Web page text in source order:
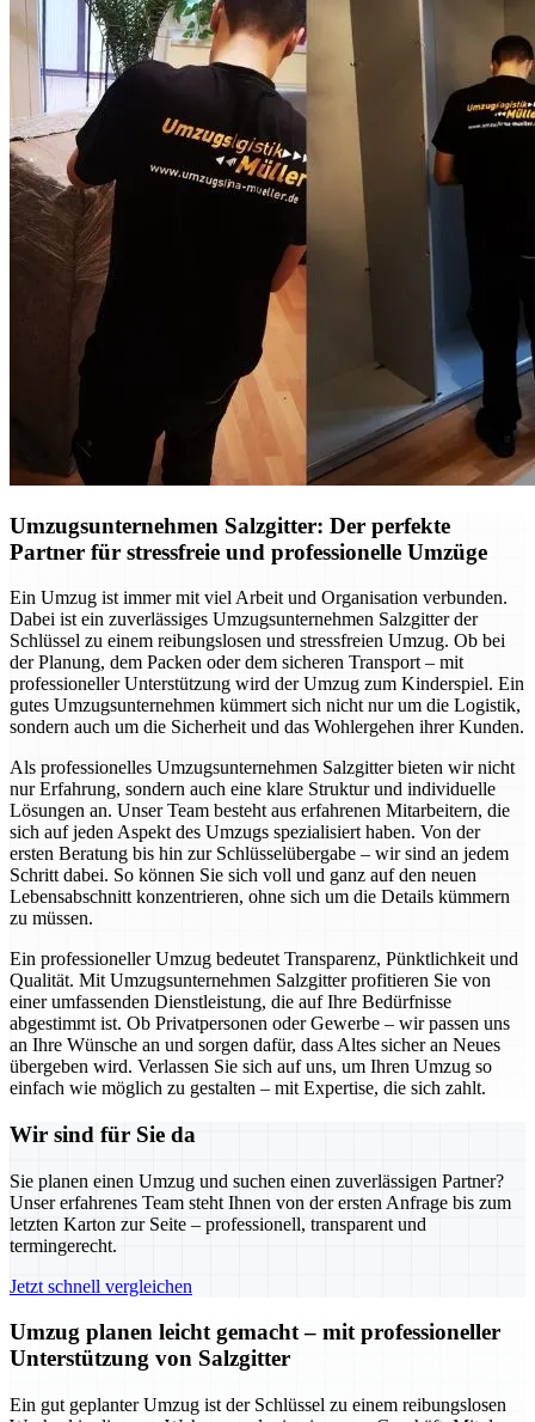
Umzugsunternehmen Salzgitter: Der perfekte
Partner für stressfreie und professionelle Umzüge
Ein Umzug ist immer mit viel Arbeit und Organisation verbunden.
Dabei ist ein zuverlässiges Umzugsunternehmen Salzgitter der
Schlüssel zu einem reibungslosen und stressfreien Umzug. Ob bei
der Planung, dem Packen oder dem sicheren Transport – mit
professioneller Unterstützung wird der Umzug zum Kinderspiel. Ein
gutes Umzugsunternehmen kümmert sich nicht nur um die Logistik,
sondern auch um die Sicherheit und das Wohlergehen ihrer Kunden.
Als professionelles Umzugsunternehmen Salzgitter bieten wir nicht
nur Erfahrung, sondern auch eine klare Struktur und individuelle
Lösungen an. Unser Team besteht aus erfahrenen Mitarbeitern, die
sich auf jeden Aspekt des Umzugs spezialisiert haben. Von der
ersten Beratung bis hin zur Schlüsselübergabe – wir sind an jedem
Schritt dabei. So können Sie sich voll und ganz auf den neuen
Lebensabschnitt konzentrieren, ohne sich um die Details kümmern
zu müssen.
Ein professioneller Umzug bedeutet Transparenz, Pünktlichkeit und
Qualität. Mit Umzugsunternehmen Salzgitter profitieren Sie von
einer umfassenden Dienstleistung, die auf Ihre Bedürfnisse
abgestimmt ist. Ob Privatpersonen oder Gewerbe – wir passen uns
an Ihre Wünsche an und sorgen dafür, dass Altes sicher an Neues
übergeben wird. Verlassen Sie sich auf uns, um Ihren Umzug so
einfach wie möglich zu gestalten – mit Expertise, die sich zahlt.
Wir sind für Sie da
Sie planen einen Umzug und suchen einen zuverlässigen Partner?
Unser erfahrenes Team steht Ihnen von der ersten Anfrage bis zum
letzten Karton zur Seite – professionell, transparent und
termingerecht.
Jetzt schnell vergleichen
Umzug planen leicht gemacht – mit professioneller
Unterstützung von Salzgitter
Ein gut geplanter Umzug ist der Schlüssel zu einem reibungslosen